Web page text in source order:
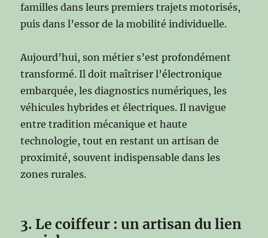
familles dans leurs premiers trajets motorisés,
puis dans l’essor de la mobilité individuelle.
Aujourd’hui, son métier s’est profondément
transformé. Il doit maîtriser l’électronique
embarquée, les diagnostics numériques, les
véhicules hybrides et électriques. Il navigue
entre tradition mécanique et haute
technologie, tout en restant un artisan de
proximité, souvent indispensable dans les
zones rurales.
3. Le coiffeur : un artisan du lien